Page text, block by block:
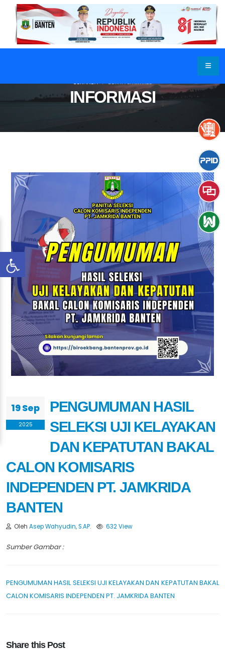
INFORMASI
BERANDA BERITA & ARTIKEL
19 Sep
2025
PENGUMUMAN HASIL
SELEKSI UJI KELAYAKAN
DAN KEPATUTAN BAKAL
CALON KOMISARIS
INDEPENDEN PT. JAMKRIDA
BANTEN
Oleh Asep Wahyudin, S.AP. 632 View
Sumber Gambar :
PENGUMUMAN HASIL SELEKSI UJI KELAYAKAN DAN KEPATUTAN BAKAL
CALON KOMISARIS INDEPENDEN PT. JAMKRIDA BANTEN
Share this Post